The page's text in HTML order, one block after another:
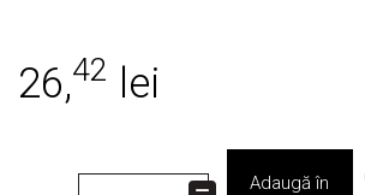
26,42 lei
Adaugă în